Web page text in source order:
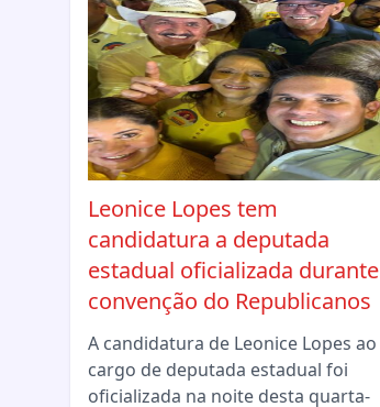
Leonice Lopes tem
candidatura a deputada
estadual oficializada durante
convenção do Republicanos
A candidatura de Leonice Lopes ao
cargo de deputada estadual foi
oficializada na noite desta quarta-